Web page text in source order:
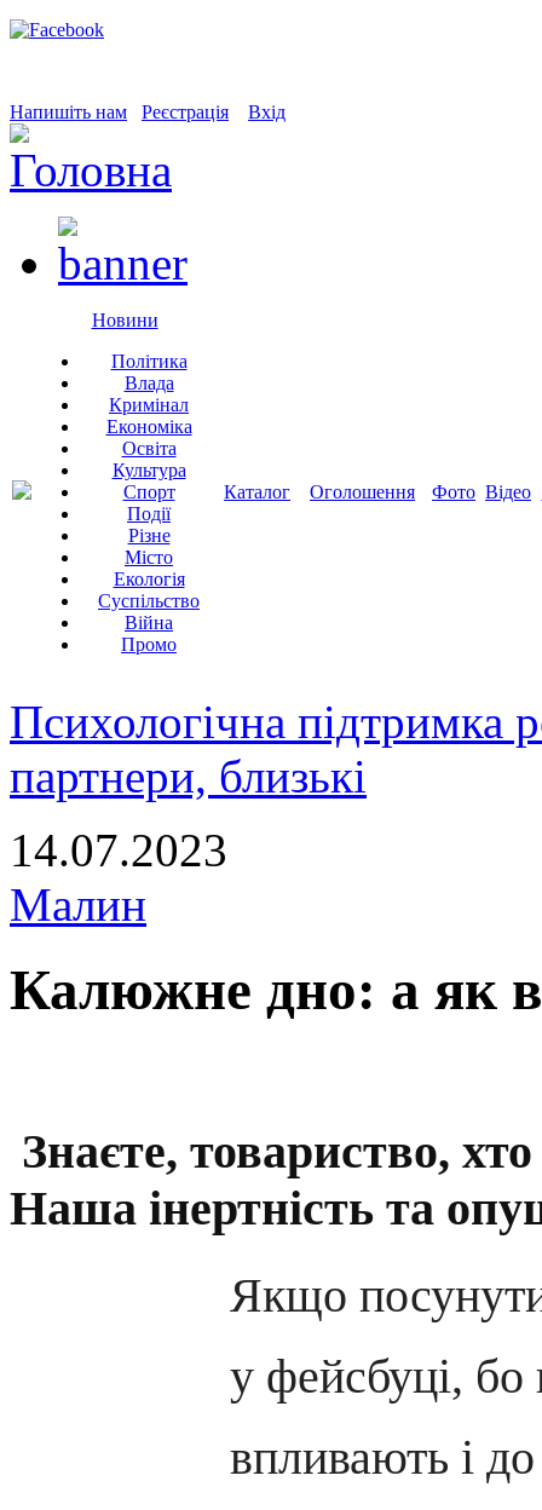
Напишіть нам Реєстрація Вхід
Новини
Політика
Влада
Кримінал
Економіка
Освіта
Культура
Спорт
Події
Різне
Місто
Екологія
Суспільство
Війна
Промо
Каталог Оголошення Фото Відео
Психологічна підтримка
партнери, близькі
14.07.2023
Малин
Калюжне дно: а як
Знаєте, товариство,
Наша інертність та
Якщо
у фейсбуці,
впливають і